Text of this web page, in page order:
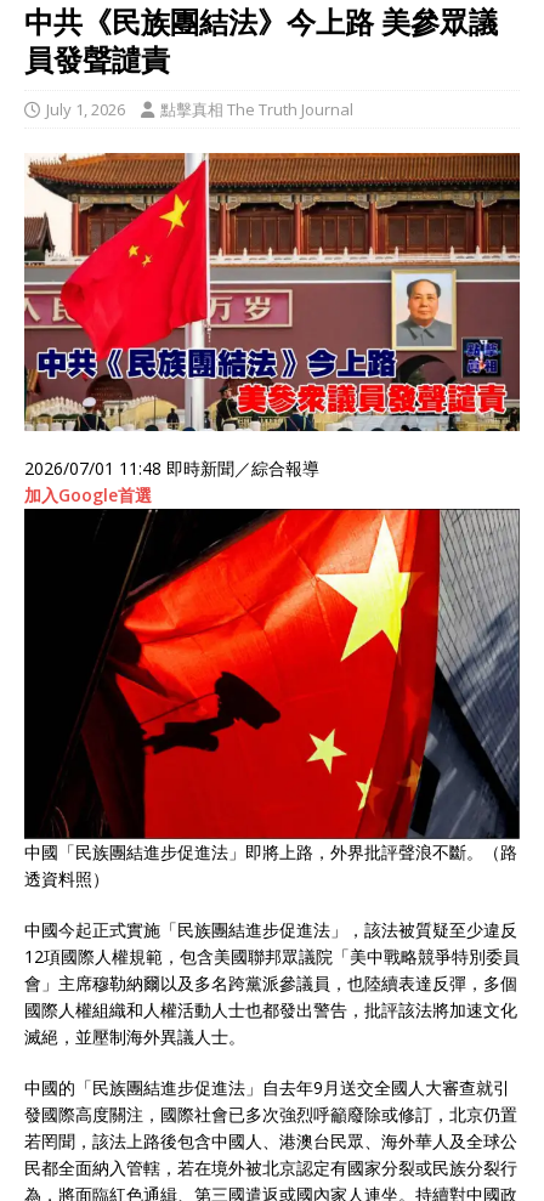
中共《民族團結法》今上路 美參眾議
員發聲譴責
July 1, 2026 點擊真相 The Truth Journal
2026/07/01 11:48 即時新聞／綜合報導
加入Google首選
中國「民族團結進步促進法」即將上路，外界批評聲浪不斷。（路
透資料照）
中國今起正式實施「民族團結進步促進法」，該法被質疑至少違反
12項國際人權規範，包含美國聯邦眾議院「美中戰略競爭特別委員
會」主席穆勒納爾以及多名跨黨派參議員，也陸續表達反彈，多個
國際人權組織和人權活動人士也都發出警告，批評該法將加速文化
滅絕，並壓制海外異議人士。
中國的「民族團結進步促進法」自去年9月送交全國人大審查就引
發國際高度關注，國際社會已多次強烈呼籲廢除或修訂，北京仍置
若罔聞，該法上路後包含中國人、港澳台民眾、海外華人及全球公
民都全面納入管轄，若在境外被北京認定有國家分裂或民族分裂行
為，將面臨紅色通緝、第三國遣返或國內家人連坐。持續對中國政